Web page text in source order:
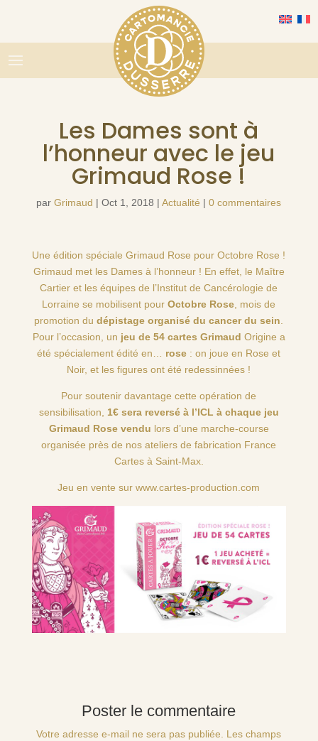
Les Dames sont à
l’honneur avec le jeu
Grimaud Rose !
parGrimaud |Oct 1, 2018 |Actualité |0 commentaires
Une édition spéciale Grimaud Rose pour Octobre Rose !
Grimaud met les Dames à l’honneur ! En effet, le Maître
Cartier et les équipes de l’Institut de Cancérologie de
Lorraine se mobilisent pourOctobre Rose , mois de
promotion dudépistage organisé du cancer du sein
Pour l’occasion, un jeu de 54 cartes Grimaud Origine a
été spécialement édité en… rose : on joue en Rose et
Noir, et les figures ont été redessinnées !
Pour soutenir davantage cette opération de
sensibilisation, 1€ sera reversé à l’ICL à chaque jeu
Grimaud Rose vendu lors d’une marche-course
organisée près de nos ateliers de fabrication France
Cartes à Saint-Max.
Jeu en vente surwww.cartes-production.com
Poster le commentaire
Votre adresse e-mail ne sera pas publiée.
Les champs